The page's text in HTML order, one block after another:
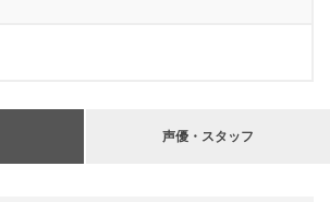
声優・スタッフ